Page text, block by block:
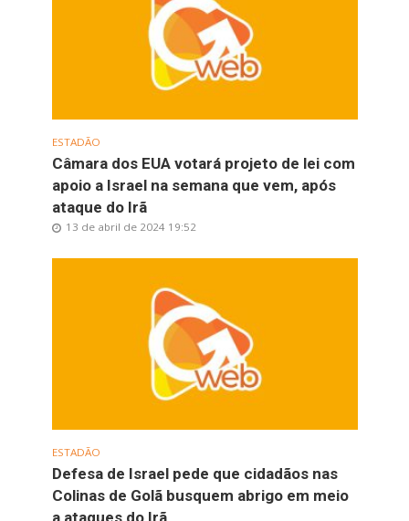
ESTADÃO
Câmara dos EUA votará projeto de lei com
apoio a Israel na semana que vem, após
ataque do Irã
13 de abril de 2024 19:52
ESTADÃO
Defesa de Israel pede que cidadãos nas
Colinas de Golã busquem abrigo em meio
a ataques do Irã